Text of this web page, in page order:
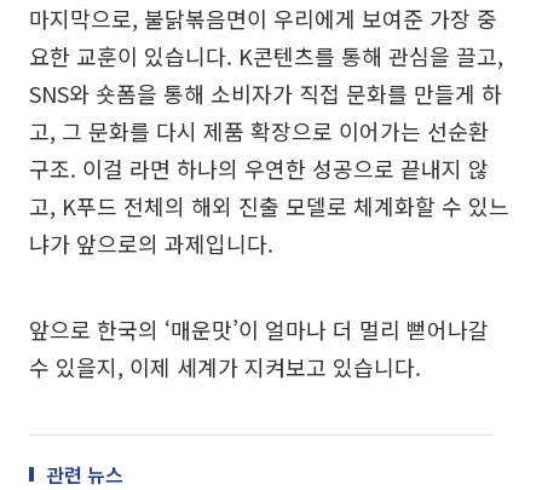
마지막으로, 불닭볶음면이 우리에게 보여준 가장 중
요한 교훈이 있습니다. K콘텐츠를 통해 관심을 끌고,
SNS와 숏폼을 통해 소비자가 직접 문화를 만들게 하
고, 그 문화를 다시 제품 확장으로 이어가는 선순환
구조. 이걸 라면 하나의 우연한 성공으로 끝내지 않
고, K푸드 전체의 해외 진출 모델로 체계화할 수 있느
냐가 앞으로의 과제입니다.
앞으로 한국의 ‘매운맛’이 얼마나 더 멀리 뻗어나갈
수 있을지, 이제 세계가 지켜보고 있습니다.
관련 뉴스